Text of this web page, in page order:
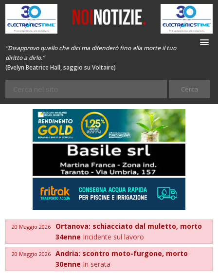
“Disapprovo quello che dici ma difenderò fino alla morte il tuo
diritto a dirlo.”
(Evelyn Beatrice Hall, saggio su Voltaire)
20 Maggio 2026
Ortanova: schiacciato dal muletto, morto
34enne Incidente sul lavoro
20 Maggio 2026
Andria: scontro moto-furgone, morto
30enne In serata